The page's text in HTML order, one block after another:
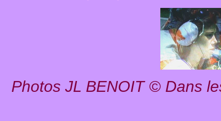
Photos JL BENOIT © Dans